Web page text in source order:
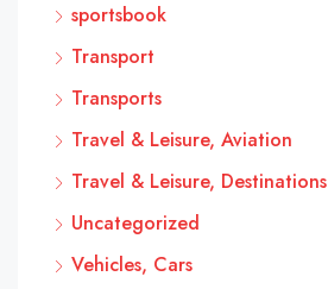
sportsbook
Transport
Transports
Travel & Leisure, Aviation
Travel & Leisure, Destinations
Uncategorized
Vehicles, Cars